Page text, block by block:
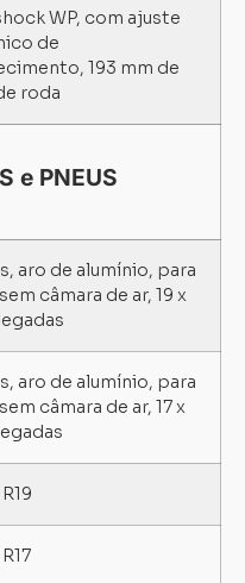
WP, com ajuste
de
193 mm de
roda
e PNEUS
aro de alumínio, para
câmara de ar, 19 x
aro de alumínio, para
câmara de ar, 17 x